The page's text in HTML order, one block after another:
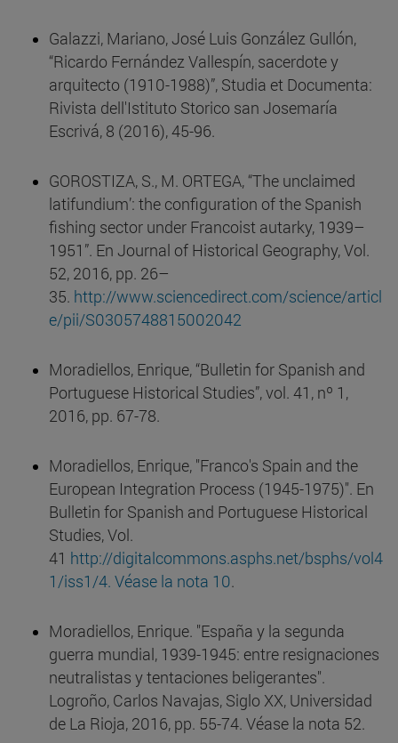
Galazzi, Mariano, José Luis González Gullón,
“Ricardo Fernández Vallespín, sacerdote y
arquitecto (1910-1988)”, Studia et Documenta:
Rivista dell'Istituto Storico san Josemaría
Escrivá, 8 (2016), 45-96.
GOROSTIZA, S., M. ORTEGA, “The unclaimed
latifundium’: the configuration of the Spanish
fishing sector under Francoist autarky, 1939–
1951”. En Journal of Historical Geography, Vol.
52, 2016, pp. 26–
35. http://www.sciencedirect.com/science/articl
e/pii/S0305748815002042
Moradiellos, Enrique, “Bulletin for Spanish and
Portuguese Historical Studies”, vol. 41, nº 1,
2016, pp. 67-78.
Moradiellos, Enrique, "Franco's Spain and the
European Integration Process (1945-1975)". En
Bulletin for Spanish and Portuguese Historical
Studies, Vol.
41 http://digitalcommons.asphs.net/bsphs/vol4
1/iss1/4. Véase la nota 10.
Moradiellos, Enrique. "España y la segunda
guerra mundial, 1939-1945: entre resignaciones
neutralistas y tentaciones beligerantes".
Logroño, Carlos Navajas, Siglo XX, Universidad
de La Rioja, 2016, pp. 55-74. Véase la nota 52.